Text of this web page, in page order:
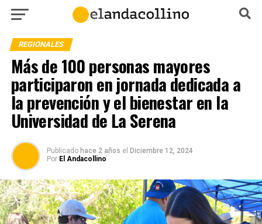
REGIONALES
Más de 100 personas mayores
participaron en jornada dedicada a
la prevención y el bienestar en la
Universidad de La Serena
Publicado hace 2 años el Diciembre 12, 2024
Por El Andacollino